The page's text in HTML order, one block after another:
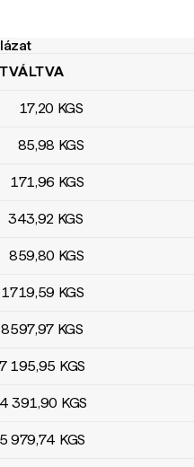
17,20 KGS
85,98 KGS
171,96 KGS
343,92 KGS
859,80 KGS
1719,59 KGS
8597,97 KGS
195,95 KGS
391,90 KGS
979,74 KGS